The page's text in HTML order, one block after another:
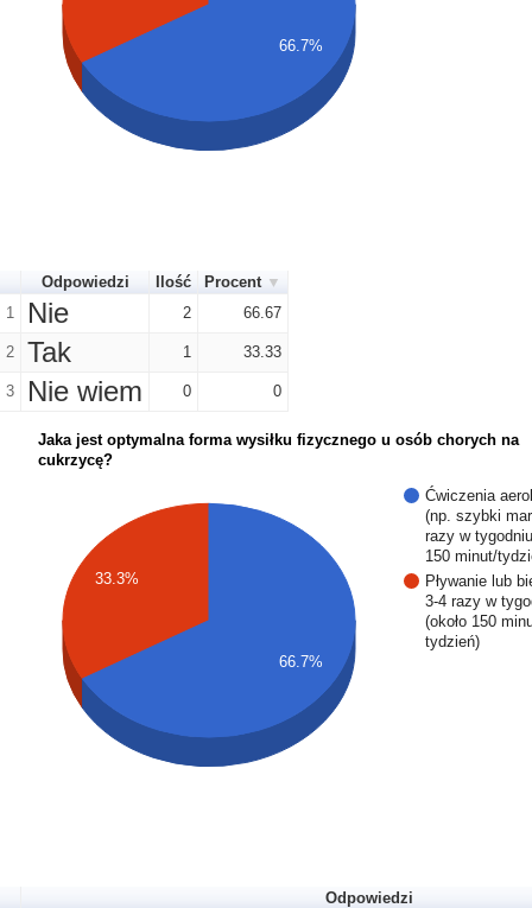
66.7%
Odpowiedzi Ilość
Procent
1
Nie 2 66.67
2 Tak 1 33.33
3 Nie wiem 0 0
Jaka jest optymalna forma wysiłku fizycznego u osób chorych na
cukrzycę?
Ćwiczenia
(np. szybki
razy w
150 minut/
Pływanie lub
3-4 razy w
(około 150
tydzień)
33.3%
66.7%
Odpowiedzi